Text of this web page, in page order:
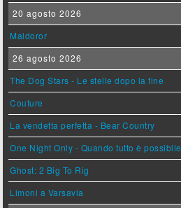
20 agosto 2026
Maldoror
26 agosto 2026
The Dog Stars - Le stelle dopo la fine
Couture
La vendetta perfetta - Bear Country
One Night Only - Quando tutto è possibile
Ghost: 2 Big To Rig
Limoni a Varsavia